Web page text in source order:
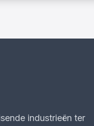
industrieën ter